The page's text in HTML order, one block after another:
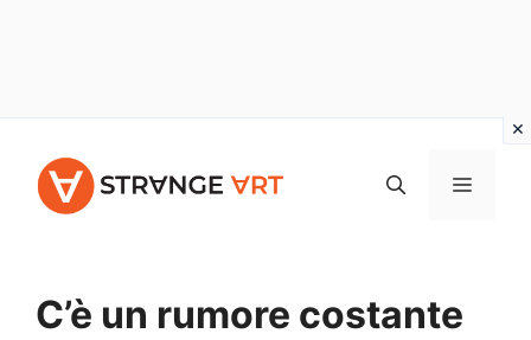
contenuto
MENU
C’è un rumore costante